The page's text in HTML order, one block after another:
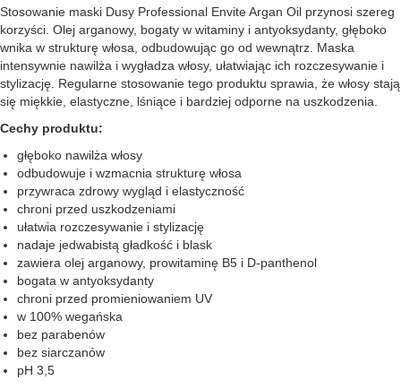
Stosowanie maski Dusy Professional Envite Argan Oil przynosi szereg
korzyści. Olej arganowy, bogaty w witaminy i antyoksydanty, głęboko
wnika w strukturę włosa, odbudowując go od wewnątrz. Maska
intensywnie nawilża i wygładza włosy, ułatwiając ich rozczesywanie i
stylizację. Regularne stosowanie tego produktu sprawia, że włosy stają
się miękkie, elastyczne, lśniące i bardziej odporne na uszkodzenia.
Cechy produktu:
głęboko nawilża włosy
odbudowuje i wzmacnia strukturę włosa
przywraca zdrowy wygląd i elastyczność
chroni przed uszkodzeniami
ułatwia rozczesywanie i stylizację
nadaje jedwabistą gładkość i blask
zawiera olej arganowy, prowitaminę B5 i D-panthenol
bogata w antyoksydanty
chroni przed promieniowaniem UV
w 100% wegańska
bez parabenów
bez siarczanów
pH 3,5